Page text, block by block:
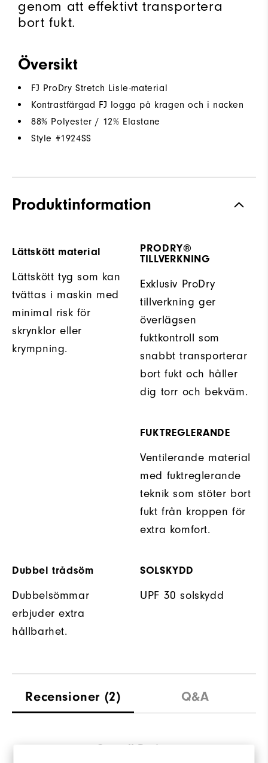
genom att effektivt transportera
bort fukt.
Översikt
FJ ProDry Stretch Lisle-material
Kontrastfärgad FJ logga på kragen och i nacken
88% Polyester / 12% Elastane
Style #1924SS
Produktinformation
Lättskött material
Lättskött tyg som kan
tvättas i maskin med
minimal risk för
skrynklor eller
krympning.
PRODRY®
TILLVERKNING
Exklusiv ProDry
tillverkning ger
överlägsen
fuktkontroll som
snabbt transporterar
bort fukt och håller
dig torr och bekväm.
FUKTREGLERANDE
Ventilerande material
med fuktreglerande
teknik som stöter bort
fukt från kroppen för
extra komfort.
Dubbel trådsöm
Dubbelsömmar
erbjuder extra
hållbarhet.
SOLSKYDD
UPF 30 solskydd
Recensioner (2) Q&A
Overall Rating